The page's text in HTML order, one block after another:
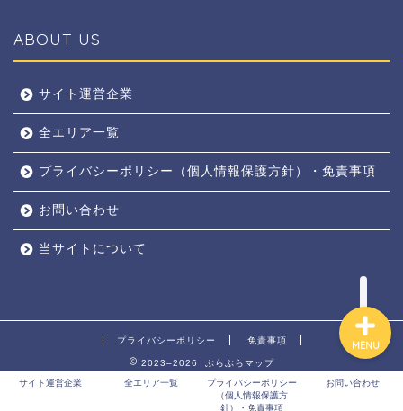
ABOUT US
サイト運営企業
全エリア一覧
プライバシーポリシー（個人情報保護方針）・免責事項
お問い合わせ
当サイトについて
プライバシーポリシー 免責事項
2023–2026 ぶらぶらマップ
サイト運営企業
全エリア一覧
プライバシーポリシー
（個人情報保護方
針）・免責事項
お問い合わせ
MENU
奈良